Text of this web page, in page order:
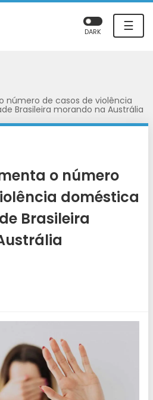
☰
DARK
número de casos de violência
Brasileira morando na Austrália
o número
doméstica
Brasileira